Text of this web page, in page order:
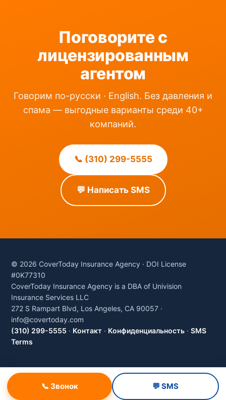
Поговорите с
лицензированным
агентом
Говорим по-русски · English. Без давления и
спама — выгодные варианты среди 40+
компаний.
📞 (310) 299-5555
💬 Написать SMS
© 2026 CoverToday Insurance Agency · DOI License
#0K77310
CoverToday Insurance Agency is a DBA of Univision
Insurance Services LLC
272 S Rampart Blvd, Los Angeles, CA 90057 ·
info@covertoday.com
(310) 299-5555 · Контакт · Конфиденциальность · SMS
Terms
📞 Звонок 💬 SMS